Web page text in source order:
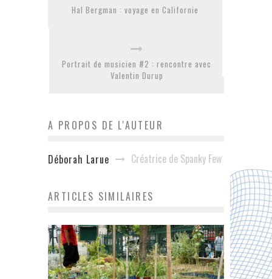
Hal Bergman : voyage en Californie
Portrait de musicien #2 : rencontre avec
Valentin Durup
A PROPOS DE L'AUTEUR
Déborah Larue Créatrice de Spanky Few
ARTICLES SIMILAIRES